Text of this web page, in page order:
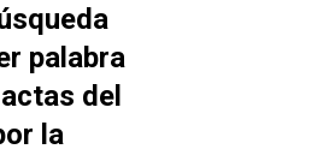
palabra
del
la